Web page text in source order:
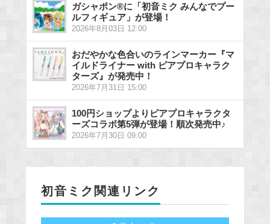
ガシャポン®に「初音ミク みんなでプー
ルフィギュア」が登場！
2026年8月03日 12:00
おだやかな色合いのラインマーカー『マ
イルドライナー with ピアプロキャラク
ターズ』が発売中！
2026年7月31日 15:00
100円ショップよりピアプロキャラクタ
ーズコラボ第5弾が登場！順次発売中♪
2026年7月30日 09:00
初音ミク関連リンク